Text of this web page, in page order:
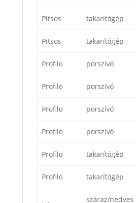
Pitsos takarítógép
Pitsos takarítógép
Profilo porszívó
Profilo porszívó
Profilo porszívó
Profilo porszívó
Profilo takarítógép
Profilo takarítógép
száraz/nedves